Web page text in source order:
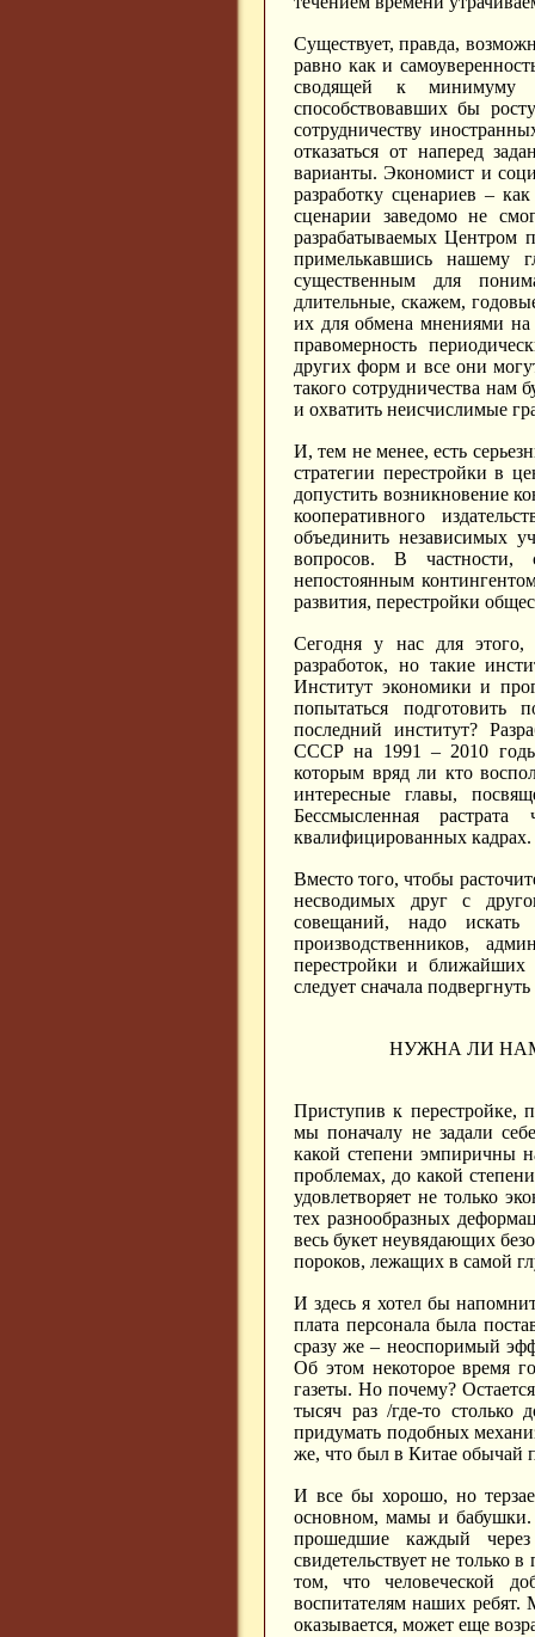
Существует, правда,
равно как и
сводящей к минимуму
способствовавших бы
сотрудничеству
отказаться от наперед
варианты. Экономист и
разработку сценариев –
сценарии заведомо не
разрабатываемых Центром
примелькавшись нашему
существенным для
длительные, скажем,
их для обмена мнениями на
правомерность
других форм и все они
такого сотрудничества нам
и охватить неисчислимые
И, тем не менее, есть
стратегии перестройки в
допустить возникновение
кооперативного
объединить независимых
вопросов. В частности,
непостоянным
развития, перестройки
Сегодня у нас для этого,
разработок, но такие
Институт экономики и
попытаться
последний институт?
СССР на 1991 – 2010
которым вряд ли кто
интересные главы,
Бессмысленная
квалифицированных кадрах.
Вместо того, чтобы
несводимых друг с
совещаний, надо искать
производственников,
перестройки и ближайших
следует сначала
НУЖНА ЛИ
Приступив к перестройке,
мы поначалу не задали
какой степени эмпиричны
проблемах, до какой
удовлетворяет не только
тех разнообразных
весь букет неувядающих
пороков, лежащих в самой
И здесь я хотел бы
плата персонала была
сразу же – неоспоримый
Об этом некоторое время
газеты. Но почему?
тысяч раз /где-то
придумать подобных
же, что был в Китае обычай
И все бы хорошо, но
основном, мамы и
прошедшие каждый
свидетельствует не только
том, что человеческой
воспитателям наших ребят.
оказывается, может еще